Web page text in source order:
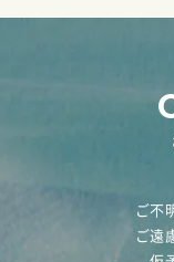
ご不
ご遠